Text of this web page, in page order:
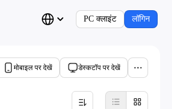
PC क्लाइंट लॉगिन
मोबाइल पर देखें डेस्कटॉप पर देखें